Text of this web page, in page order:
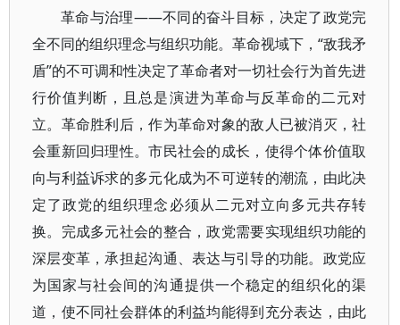
革命与治理——不同的奋斗目标，决定了政党完
全不同的组织理念与组织功能。革命视域下，“敌我矛
盾”的不可调和性决定了革命者对一切社会行为首先进
行价值判断，且总是演进为革命与反革命的二元对
立。革命胜利后，作为革命对象的敌人已被消灭，社
会重新回归理性。市民社会的成长，使得个体价值取
向与利益诉求的多元化成为不可逆转的潮流，由此决
定了政党的组织理念必须从二元对立向多元共存转
换。完成多元社会的整合，政党需要实现组织功能的
深层变革，承担起沟通、表达与引导的功能。政党应
为国家与社会间的沟通提供一个稳定的组织化的渠
道，使不同社会群体的利益均能得到充分表达，由此